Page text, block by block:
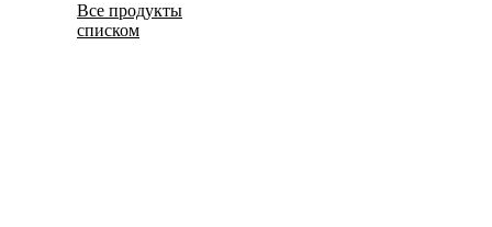
Все продукты
списком